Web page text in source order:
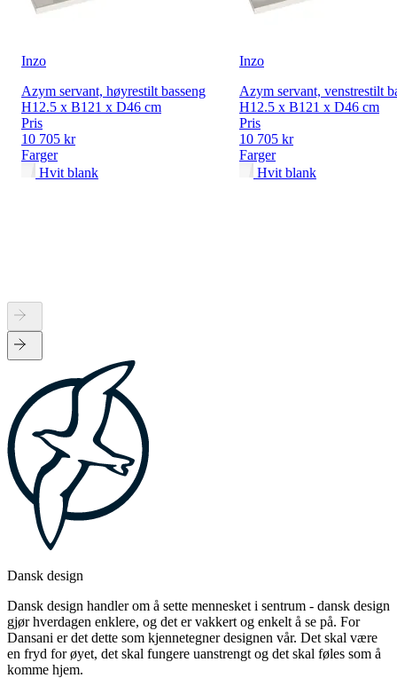
Inzo
Azym servant, høyrestilt basseng
H12.5 x B121 x D46 cm
Pris
10 705 kr
Farger
Hvit blank
Inzo
Azym servant, venstrestilt
H12.5 x B121 x D46 cm
Pris
10 705 kr
Farger
Hvit blank
Dansk design
Dansk design handler om å sette mennesket i sentrum - dansk design
gjør hverdagen enklere, og det er vakkert og enkelt å se på. For
Dansani er det dette som kjennetegner designen vår. Det skal være
en fryd for øyet, det skal fungere uanstrengt og det skal føles som å
komme hjem.